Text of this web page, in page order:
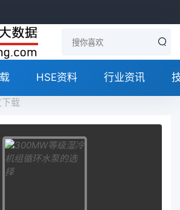
HSE资料 行业资讯
载